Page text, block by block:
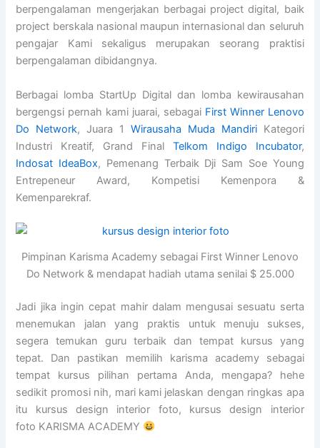
berpengalaman mengerjakan berbagai project digital, baik
project berskala nasional maupun internasional dan seluruh
pengajar Kami sekaligus merupakan seorang praktisi
berpengalaman dibidangnya.
Berbagai lomba StartUp Digital dan lomba kewirausahan
bergengsi pernah kami juarai, sebagai First Winner Lenovo
Do Network, Juara 1 Wirausaha Muda MandiriKategori
Industri Kreatif, Grand Final Telkom Indigo Incubator,
Indosat IdeaBox, Pemenang Terbaik Dji Sam Soe Young
Entrepeneur Award, Kompetisi Kemenpora &
Kemenparekraf.
Pimpinan Karisma Academy sebagai First Winner Lenovo
Do Network & mendapat hadiah utama senilai $ 25.000
Jadi jika ingin cepat mahir dalam mengusai sesuatu serta
menemukan jalan yang praktis untuk menuju sukses,
segera temukan guru terbaik dan tempat kursus yang
tepat. Dan pastikan memilih karisma academy sebagai
tempat kursus pilihan pertama Anda, mengapa? hehe
sedikit promosi nih, mari kami jelaskan dengan ringkas apa
itu kursus design interior foto, kursus design interior
foto KARISMA ACADEMY